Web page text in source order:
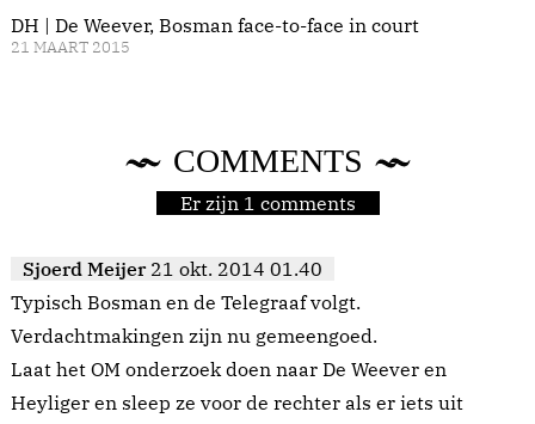
DH | De Weever, Bosman face-to-face in court
21 MAART 2015
COMMENTS
Er zijn 1 comments
Sjoerd Meijer 21 okt. 2014 01.40
Typisch Bosman en de Telegraaf volgt.
Verdachtmakingen zijn nu gemeengoed.
Laat het OM onderzoek doen naar De Weever en
Heyliger en sleep ze voor de rechter als er iets uit